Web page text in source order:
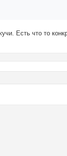
Есть что то